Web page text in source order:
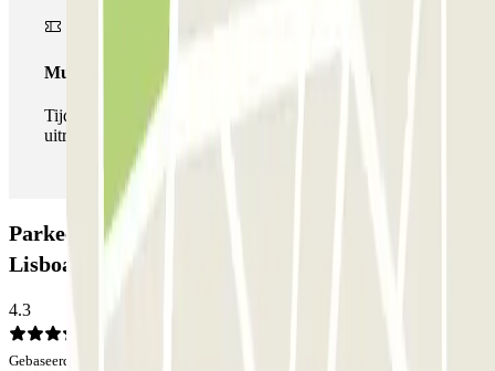
Multipass
Tijdens je verblijf kun je de parkeerplaats zo vaak in- en
uitrijden als je wilt.
Parkeergarage Bigpark - Valet - Aeroporto
Lisboa: Beoordelingen
4.3
Gebaseerd op 1 meningen